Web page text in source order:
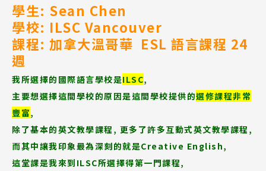
學生: Sean Chen
學校: ILSC Vancouver
課程: 加拿大溫哥華 ESL 語言課程 24
週
我所選擇的國際語言學校是ILSC,
主要想選擇這間學校的原因是這間學校提供的選修課程非常
豐富,
除了基本的英文教學課程, 更多了許多互動式英文教學課程,
而其中讓我印象最為深刻的就是Creative English,
這堂課是我來到ILSC所選擇得第一門課程,